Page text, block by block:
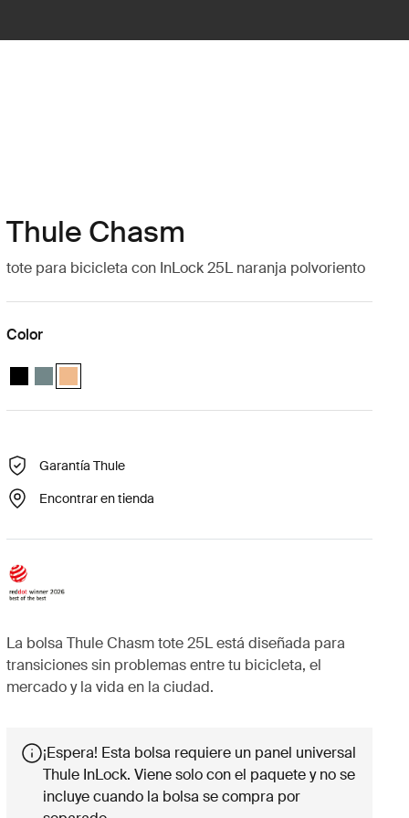
Thule Chasm
tote para bicicleta con InLock 25L naranja polvoriento
Color
Thule Chasm tote with InLock 25L Negro
Thule Chasm tote with InLock 25L Azul medio
Thule Chasm tote with InLock 25L Naranja polvoriento
Garantía Thule
Encontrar en tienda
La bolsa Thule Chasm tote 25L está diseñada para
transiciones sin problemas entre tu bicicleta, el
mercado y la vida en la ciudad.
¡Espera! Esta bolsa requiere un panel universal
Thule InLock. Viene solo con el paquete y no se
incluye cuando la bolsa se compra por